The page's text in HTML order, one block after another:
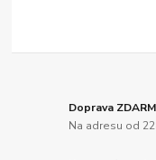
Doprava
Na adresu od